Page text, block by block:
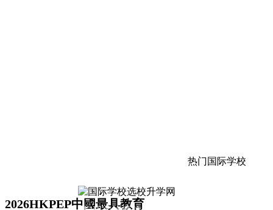
2026HKPEP中國最具教育
热门国际学校